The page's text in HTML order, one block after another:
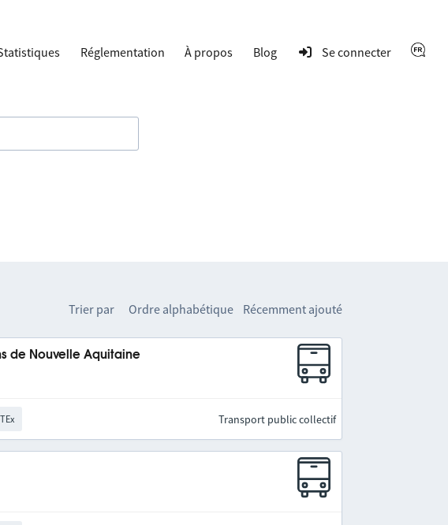
Réglementation À propos Blog Se connecter
Trier par Ordre alphabétique Récemment ajouté
de Nouvelle Aquitaine
Transport public collectif